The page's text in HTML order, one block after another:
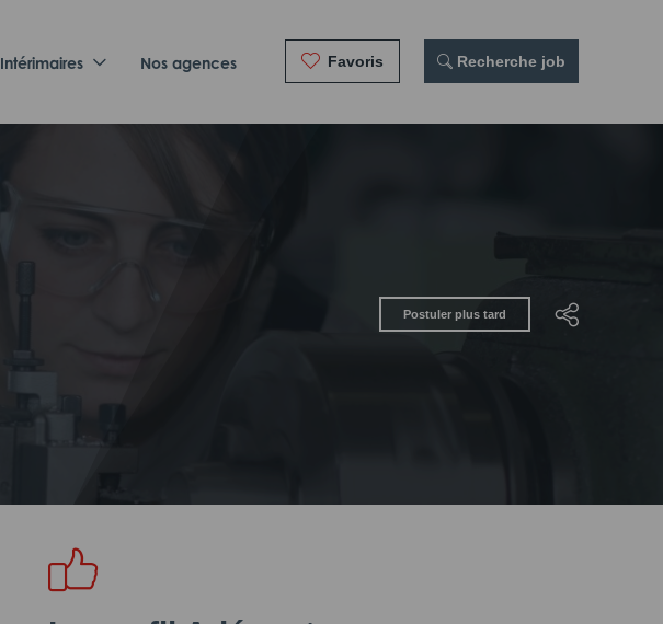
Intérimaires Nos agences Favoris Recherche job
Postuler plus tard